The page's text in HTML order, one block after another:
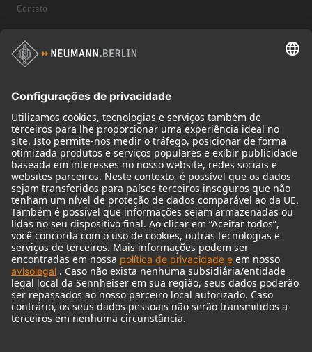
Contato
Produtos
Microfones
Acessórios de microfone
Monitores
Acessórios de monitores
Fones de ouvido
Microfones históricos
Audio Interface